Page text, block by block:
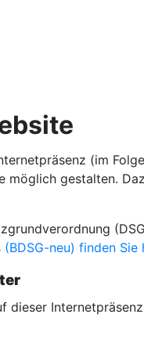
(im
möglich gestalten.
neu) finden Sie